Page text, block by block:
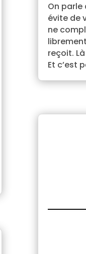
On parle
évite de
ne
reçoit.
Et c’est